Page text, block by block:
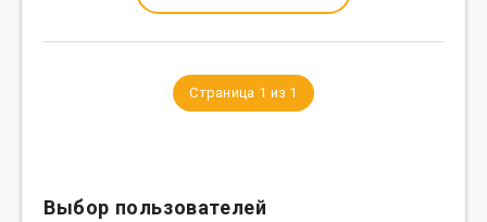
Страница 1 из 1
Выбор пользователей